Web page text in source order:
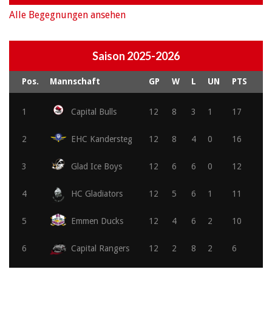
Alle Begegnungen ansehen
Saison 2025-2026
Pos. Mannschaft GP W L UN PTS
1 Capital Bulls 12 8 3 1 17
2 EHC Kandersteg 12 8 4 0 16
3 Glad Ice Boys 12 6 6 0 12
4 HC Gladiators 12 5 6 1 11
5 Emmen Ducks 12 4 6 2 10
6 Capital Rangers 12 2 8 2 6